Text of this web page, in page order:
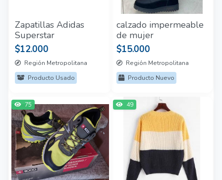
Zapatillas Adidas
Superstar
$12.000
Región Metropolitana
Producto Usado
calzado impermeable
de mujer
$15.000
Región Metropolitana
Producto Nuevo
75 49